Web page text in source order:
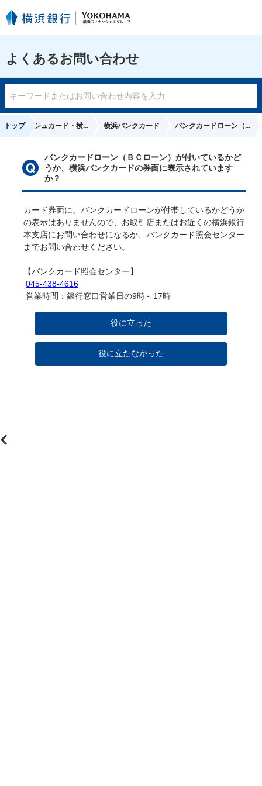
よくあるお問い合わせ
トップ
キャッシュカード・横... 横浜バンクカード バンクカードローン（...
バンクカードローン（ＢＣローン）が付いているかど
うか、横浜バンクカードの券面に表示されています
か？
カード券面に、バンクカードローンが付帯しているかどうか
の表示はありませんので、お取引店またはお近くの横浜銀行
本支店にお問い合わせになるか、バンクカード照会センター
までお問い合わせください。
【バンクカード照会センター】
045-438-4616
営業時間：銀行窓口営業日の9時～17時
役に立った
役に立たなかった